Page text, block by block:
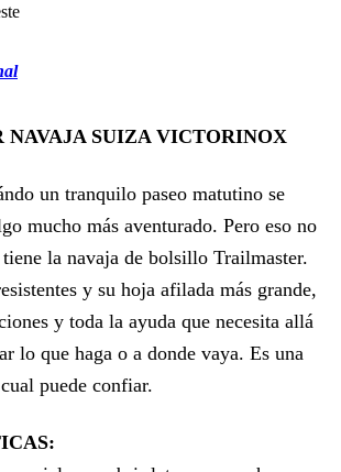
SUIZA VICTORINOX
un tranquilo paseo matutino se
mucho más aventurado. Pero eso no
la navaja de bolsillo Trailmaster.
y su hoja afilada más grande,
y toda la ayuda que necesita allá
lo que haga o a donde vaya. Es una
puede confiar.